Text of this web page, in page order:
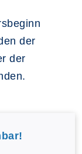
der
der